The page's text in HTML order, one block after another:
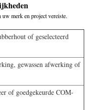
uw merk en project vereiste.
of geselecteerd
gewassen afwerking of
of goedgekeurde COM-